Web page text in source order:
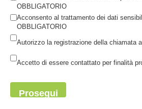
OBBLIGATORIO
Acconsento al trattamento dei dati
OBBLIGATORIO
Autorizzo la registrazione della chiamata
Accetto di essere contattato per finalità
Prosegui